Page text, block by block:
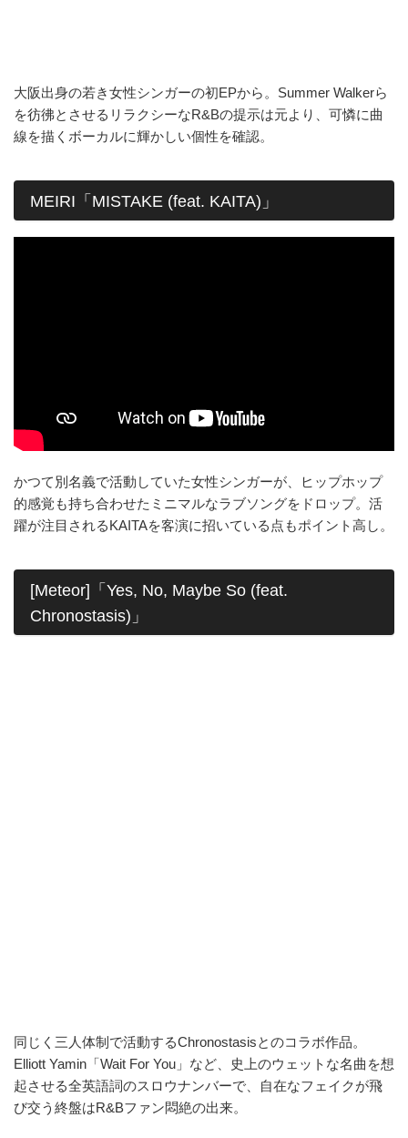
大阪出身の若き女性シンガーの初EPから。Summer Walkerら
を彷彿とさせるリラクシーなR&Bの提示は元より、可憐に曲
線を描くボーカルに輝かしい個性を確認。
MEIRI「MISTAKE (feat. KAITA)」
かつて別名義で活動していた女性シンガーが、ヒップホップ
的感覚も持ち合わせたミニマルなラブソングをドロップ。活
躍が注目されるKAITAを客演に招いている点もポイント高し。
[Meteor]「Yes, No, Maybe So (feat.
Chronostasis)」
同じく三人体制で活動するChronostasisとのコラボ作品。
Elliott Yamin「Wait For You」など、史上のウェットな名曲を想
起させる全英語詞のスロウナンバーで、自在なフェイクが飛
び交う終盤はR&Bファン悶絶の出来。